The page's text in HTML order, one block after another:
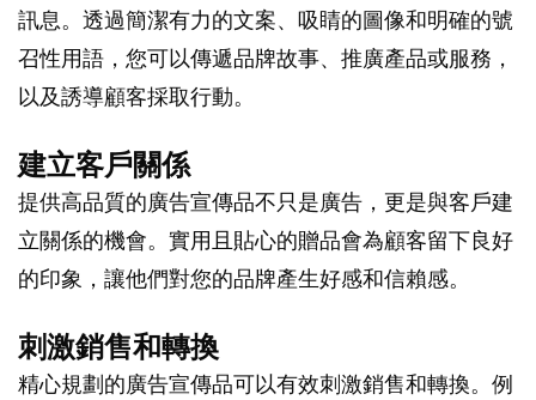
訊息。透過簡潔有力的文案、吸睛的圖像和明確的號
召性用語，您可以傳遞品牌故事、推廣產品或服務，
以及誘導顧客採取行動。
建立客戶關係
提供高品質的廣告宣傳品不只是廣告，更是與客戶建
立關係的機會。實用且貼心的贈品會為顧客留下良好
的印象，讓他們對您的品牌產生好感和信賴感。
刺激銷售和轉換
精心規劃的廣告宣傳品可以有效刺激銷售和轉換。例